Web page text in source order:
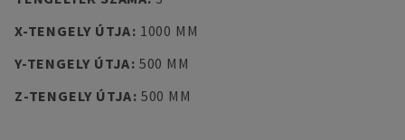
X-TENGELY ÚTJA: 1000 MM
Y-TENGELY ÚTJA: 500 MM
Z-TENGELY ÚTJA: 500 MM